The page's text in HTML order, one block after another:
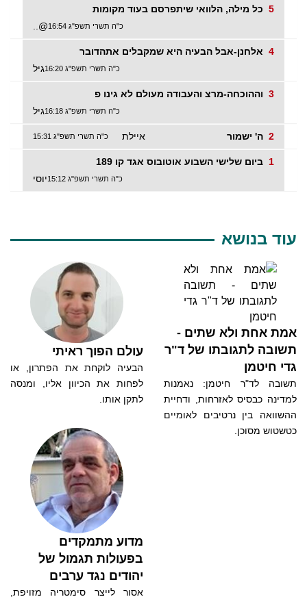
כל מילה, הלוואי שיתפרסם בעוד מקומות 5
כ"ה תשרי תשפ"ג 16:54 @..
אלחנן-אבל הבעיה היא שמקבלים אתהדובר 4
כ"ה תשרי תשפ"ג 16:20 גיל
וההוכחה-מרצ והעבודה מעולם לא גינו פ 3
כ"ה תשרי תשפ"ג 16:18 גיל
ה' ישמור 2 כ"ה תשרי תשפ"ג 15:31 איילת
ביום שלישי השבוע אוטובוס אגד קו 189 1
כ"ה תשרי תשפ"ג 15:12 יוסי
עוד בנושא
אמת אחת ולא שתים -
תשובה לתגובתו של ד"ר
גדי חיטמן
תשובה לד"ר חיטמן: נאמנות
למדינה כבסיס לאזרחות, ודחיית
ההשוואה בין נרטיבים לאומיים
כטשטוש מסוכן.
עולם הפוך ראיתי
הבעיה לוקחת את הפתרון, או
לפחות את הכיוון אליו, ומנסה
לתקן אותו.
מדוע מתמקדים
בפעולות תגמול של
יהודים נגד ערבים
אסור לייצר סימטריה מזויפת,